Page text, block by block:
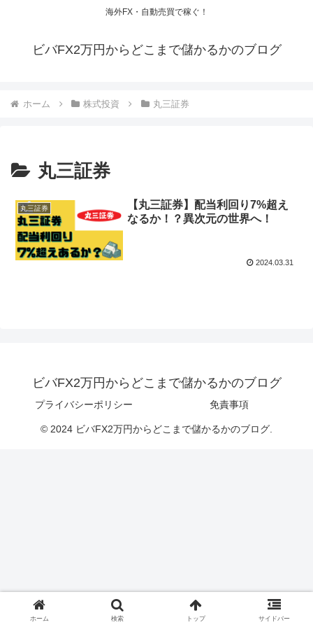
海外FX・自動売買で稼ぐ！
ビバFX2万円からどこまで儲かるかのブログ
ホーム 株式投資 丸三証券
丸三証券
丸三証券
【丸三証券】配当利回り7%超え
なるか！？異次元の世界へ！
2024.03.31
ビバFX2万円からどこまで儲かるかのブログ
プライバシーポリシー 免責事項
© 2024 ビバFX2万円からどこまで儲かるかのブログ.
ホーム 検索 トップ サイドバー